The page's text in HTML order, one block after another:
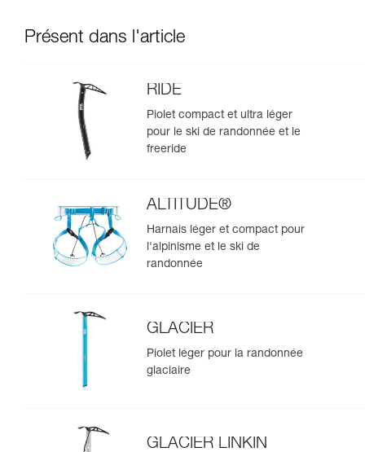
Présent dans l'article
RIDE
Piolet compact et ultra léger
pour le ski de randonnée et le
freeride
ALTITUDE®
Harnais léger et compact pour
l'alpinisme et le ski de
randonnée
GLACIER
Piolet léger pour la randonnée
glaciaire
GLACIER LINKIN